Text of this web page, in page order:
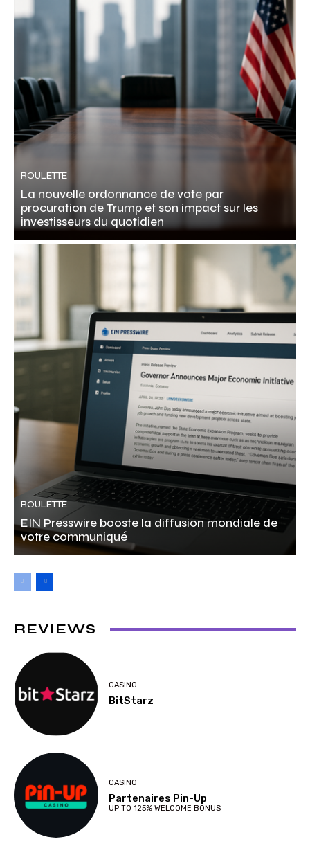
ROULETTE
La nouvelle ordonnance de vote par
procuration de Trump et son impact sur les
investisseurs du quotidien
ROULETTE
EIN Presswire booste la diffusion mondiale de
votre communiqué
REVIEWS
CASINO
BitStarz
CASINO
Partenaires Pin-Up
UP TO 125% WELCOME BONUS